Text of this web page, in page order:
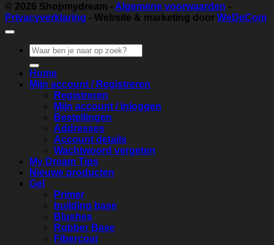
© 2026 Shopmydream - Algemene voorwaarden -
Privacyverklaring - Website & marketing door WeDeCom
Zoeken
naar:
Home
Mijn account / Registreren
Registreren
Mijn account / Inloggen
Bestellingen
Addresses
Account details
Wachtwoord vergeten
My Dream Tips
Nieuwe producten
Gel
Primer
building base
Blushes
Rubber Base
Fibercoat